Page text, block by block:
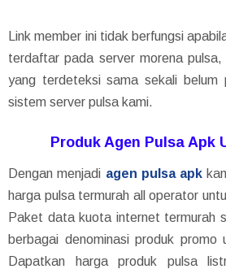
Link member ini tidak berfungsi
terdaftar pada server morena pulsa,
yang terdeteksi sama sekali belum
sistem server pulsa kami.
Produk Agen Pulsa Apk
Dengan menjadi agen pulsa apk
harga pulsa termurah all operator
Paket data kuota internet termurah
berbagai denominasi produk promo
Dapatkan harga produk pulsa